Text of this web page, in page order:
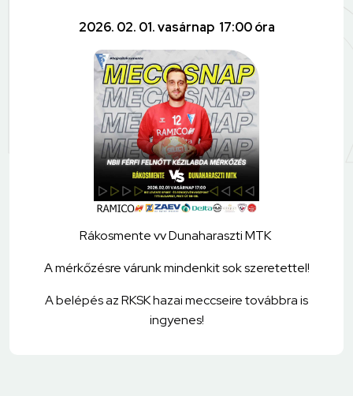
2026. 02. 01. vasárnap 17:00 óra
Rákosmente vv Dunaharaszti MTK
A mérkőzésre várunk mindenkit sok szeretettel!
A belépés az RKSK hazai meccseire továbbra is
ingyenes!